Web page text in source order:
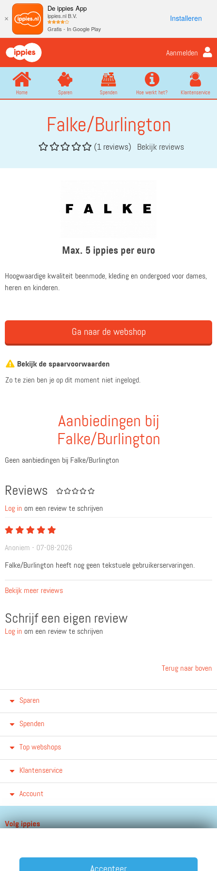
×
De ippies App
ippies.nl B.V.
Gratis - In Google Play
Installeren
Aanmelden
Home Sparen Spenden Hoe werkt het? Klantenservice
Falke/Burlington
(1 reviews) Bekijk reviews
Max. 5 ippies per euro
Hoogwaardige kwaliteit beenmode, kleding en ondergoed voor dames,
heren en kinderen.
Ga naar de webshop
Bekijk de spaarvoorwaarden
Zo te zien ben je op dit moment niet ingelogd.
Aanbiedingen bij
Falke/Burlington
Geen aanbiedingen bij Falke/Burlington
Reviews
Log in om een review te schrijven
Anoniem - 07-08-2026
Falke/Burlington heeft nog geen tekstuele gebruikerservaringen.
Bekijk meer reviews
Schrijf een eigen review
Log in om een review te schrijven
Terug naar boven
Sparen
Spenden
Top webshops
Klantenservice
Account
Volg ippies
Accepteer